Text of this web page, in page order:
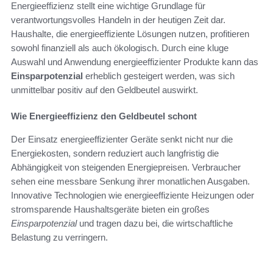
Energieeffizienz stellt eine wichtige Grundlage für
verantwortungsvolles Handeln in der heutigen Zeit dar.
Haushalte, die energieeffiziente Lösungen nutzen, profitieren
sowohl finanziell als auch ökologisch. Durch eine kluge
Auswahl und Anwendung energieeffizienter Produkte kann das
Einsparpotenzial erheblich gesteigert werden, was sich
unmittelbar positiv auf den Geldbeutel auswirkt.
Wie Energieeffizienz den Geldbeutel schont
Der Einsatz energieeffizienter Geräte senkt nicht nur die
Energiekosten, sondern reduziert auch langfristig die
Abhängigkeit von steigenden Energiepreisen. Verbraucher
sehen eine messbare Senkung ihrer monatlichen Ausgaben.
Innovative Technologien wie energieeffiziente Heizungen oder
stromsparende Haushaltsgeräte bieten ein großes
Einsparpotenzialund tragen dazu bei, die wirtschaftliche
Belastung zu verringern.